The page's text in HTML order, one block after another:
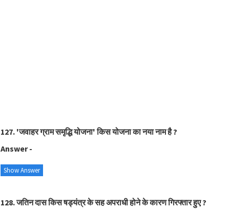
127. 'जवाहर ग्राम समृद्धि योजना' किस योजना का नया नाम है ?
Answer -
Show Answer
128. जतिन दास किस षड्यंत्र के सह अपराधी होने के कारण गिरफ्तार हुए ?